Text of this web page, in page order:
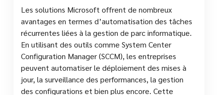
Les solutions Microsoft offrent de nombreux
avantages en termes d’automatisation des tâches
récurrentes liées à la gestion de parc informatique.
En utilisant des outils comme System Center
Configuration Manager (SCCM), les entreprises
peuvent automatiser le déploiement des mises à
jour, la surveillance des performances, la gestion
des configurations et bien plus encore. Cette